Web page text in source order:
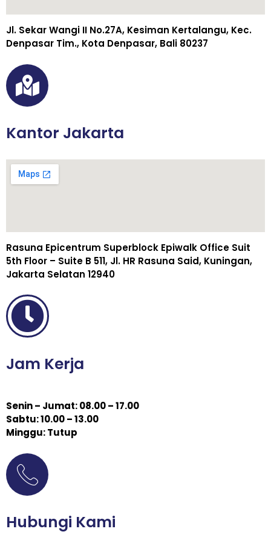
Jl. Sekar Wangi II No.27A, Kesiman Kertalangu, Kec.
Denpasar Tim., Kota Denpasar, Bali 80237
Kantor Jakarta
Rasuna Epicentrum Superblock Epiwalk Office Suit
5th Floor – Suite B 511, Jl. HR Rasuna Said, Kuningan,
Jakarta Selatan 12940
Jam Kerja
Senin – Jumat: 08.00 – 17.00
Sabtu: 10.00 – 13.00
Minggu: Tutup
Hubungi Kami